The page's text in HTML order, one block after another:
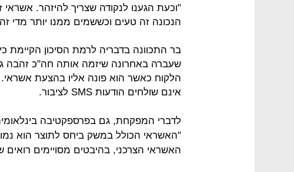
"וכעת הגענו לנקודה שצריך להיזהר.
הנכונה זה טעים וכששמים ממנו יותר מדי
בר התכוונה בדבריה לרמת הסיכון הקיימת
שעברה באחרונה שיזמה אותה חה"כ זהבה
הלקוח כאשר הוא פונה אליו בהצעת
אינם שולחים הודעות SMS לציבור.
לדברי המפקחת, גם בפרספקטיבה
"האשראי הכולל במשק ביחס לתוצר הוא
האשראי הצרכני, בהיבטים מסויימים